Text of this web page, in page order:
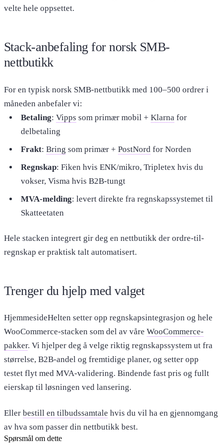
velte hele oppsettet.
Stack-anbefaling for norsk SMB-
nettbutikk
For en typisk norsk SMB-nettbutikk med 100–500 ordrer i
måneden anbefaler vi:
Betaling:Vipps som primær mobil +Klarna for
delbetaling
Frakt:Bring som primær +PostNord for Norden
Regnskap: Fiken hvis ENK/mikro, Tripletex hvis du
vokser, Visma hvis B2B-tungt
MVA-melding: levert direkte fra regnskapssystemet til
Skatteetaten
Hele stacken integrert gir deg en nettbutikk der ordre-til-
regnskap er praktisk talt automatisert.
Trenger du hjelp med valget
HjemmesideHelten setter opp regnskapsintegrasjon og hele
WooCommerce-stacken som del av våre WooCommerce-
pakker. Vi hjelper deg å velge riktig regnskapssystem ut fra
størrelse, B2B-andel og fremtidige planer, og setter opp
testet flyt med MVA-validering. Bindende fast pris og fullt
eierskap til løsningen ved lansering.
Eller bestill en tilbudssamtale hvis du vil ha en gjennomgang
av hva som passer din nettbutikk best.
Spørsmål om dette